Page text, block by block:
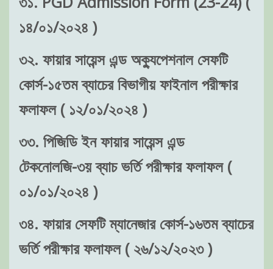
১৪/০১/২০২৪ )
৩২. ফায়ার সায়েন্স এন্ড অক্যুপেশনাল সেফটি
কোর্স-১৫তম ব্যাচের বিভাগীয় ফাইনাল পরীক্ষার
ফলাফল ( ১২/০১/২০২৪ )
৩৩. পিজিডি ইন ফায়ার সায়েন্স এন্ড
টেকনোলজি-৩য় ব্যাচ ভর্তি পরীক্ষার ফলাফল (
০১/০১/২০২৪ )
৩৪. ফায়ার সেফটি ম্যানেজার কোর্স-১৬তম ব্যাচের
ভর্তি পরীক্ষার ফলাফল ( ২৬/১২/২০২৩ )